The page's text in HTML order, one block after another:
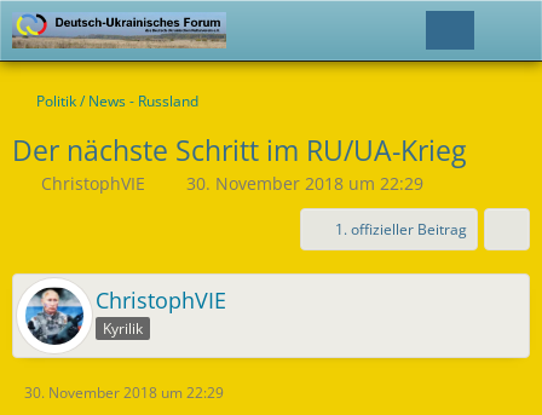
Politik / News - Russland
Der nächste Schritt im RU/UA-Krieg
ChristophVIE 30. November 2018 um 22:29
1. offizieller Beitrag
ChristophVIE
Kyrilik
30. November 2018 um 22:29